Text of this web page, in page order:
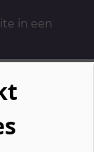
in een